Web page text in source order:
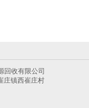
回收有限公司
庄镇西崔庄村